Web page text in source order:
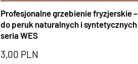
Profesjonalne grzebienie fryzjerskie –
do peruk naturalnych i syntetycznych
seria WES
3,00 PLN